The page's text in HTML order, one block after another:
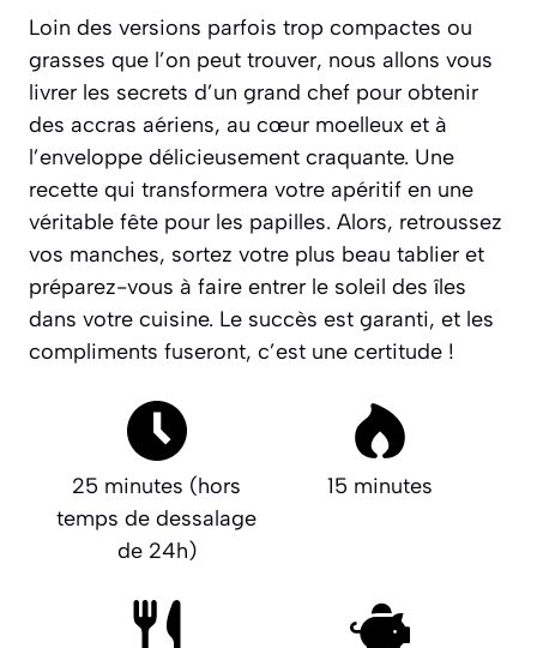
Loin des versions parfois trop compactes ou
grasses que l’on peut trouver, nous allons vous
livrer les secrets d’un grand chef pour obtenir
des accras aériens, au cœur moelleux et à
l’enveloppe délicieusement craquante. Une
recette qui transformera votre apéritif en une
véritable fête pour les papilles. Alors, retroussez
vos manches, sortez votre plus beau tablier et
préparez-vous à faire entrer le soleil des îles
dans votre cuisine. Le succès est garanti, et les
compliments fuseront, c’est une certitude !
25 minutes (hors
temps de dessalage
de 24h)
15 minutes